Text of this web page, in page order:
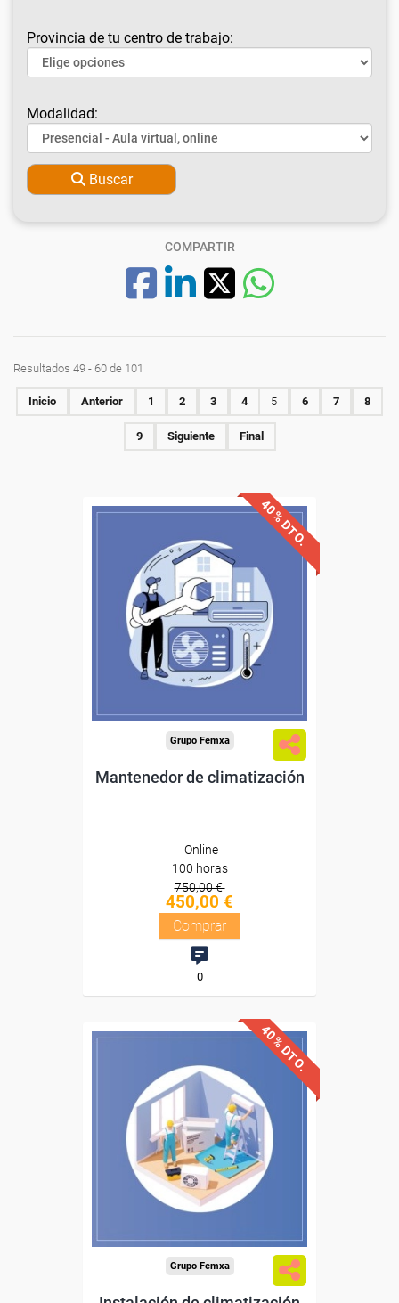
Provincia de tu centro de trabajo:
Modalidad:
Buscar
COMPARTIR
Resultados 49 - 60 de 101
Inicio Anterior 1 2 3 4 5 6 7 8
9 Siguiente Final
40% DTO.
Descuentos especiales
Sin requisitos de acceso
Diploma
Grupo Femxa
Mantenedor de climatización
Online
100 horas
750,00 €
450,00 €
Comprar
0
40% DTO.
Descuentos especiales
Sin requisitos de acceso
Diploma
Grupo Femxa